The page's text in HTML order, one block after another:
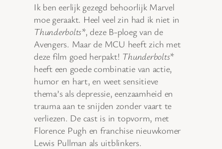
Ik ben eerlijk gezegd behoorlijk Marvel
moe geraakt. Heel veel zin had ik niet in
Thunderbolts*, deze B-ploeg van de
Avengers. Maar de MCU heeft zich met
deze film goed herpakt! Thunderbolts*
heeft een goede combinatie van actie,
humor en hart, en weet sensitieve
thema’s als depressie, eenzaamheid en
trauma aan te snijden zonder vaart te
verliezen. De cast is in topvorm, met
Florence Pugh en franchise nieuwkomer
Lewis Pullman als uitblinkers.